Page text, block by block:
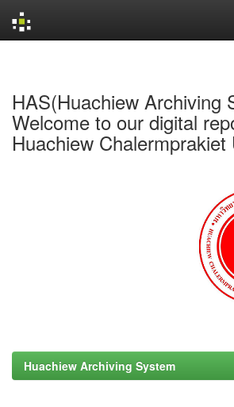
HAS(Huachiew Archiving
Welcome to our digital
Huachiew Chalermprakiet
Huachiew Archiving System